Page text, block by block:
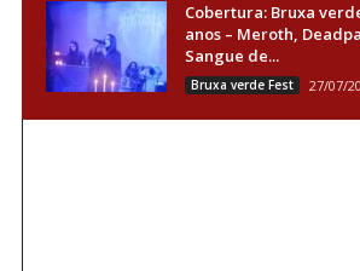
Cobertura: Bruxa
anos – Meroth,
Sangue de...
Bruxa verde Fest 27/07/